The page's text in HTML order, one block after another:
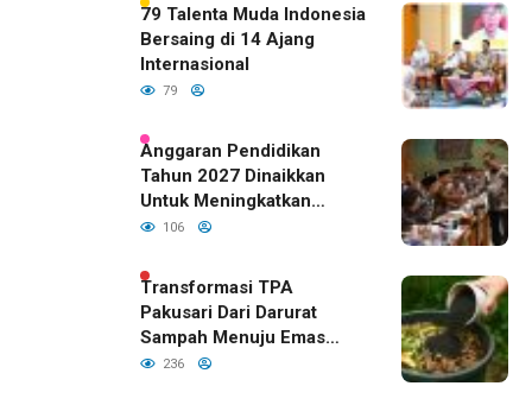
79 Talenta Muda Indonesia
Bersaing di 14 Ajang
Internasional
79
Anggaran Pendidikan
Tahun 2027 Dinaikkan
Untuk Meningkatkan
Kualitas Anak Bangsa,
RI
106
Transformasi TPA
Pakusari Dari Darurat
Sampah Menuju Emas
Hijau di Era Kepemimpinan
236